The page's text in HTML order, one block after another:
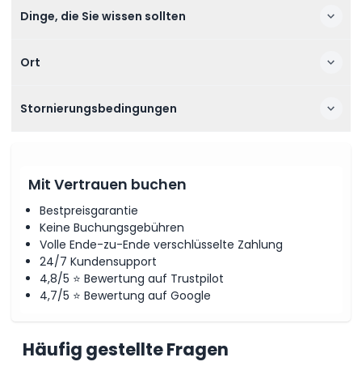
Dinge, die Sie wissen sollten
Ort
Stornierungsbedingungen
Mit Vertrauen buchen
Bestpreisgarantie
Keine Buchungsgebühren
Volle Ende-zu-Ende verschlüsselte Zahlung
24/7 Kundensupport
4,8/5 ⭐ Bewertung auf Trustpilot
4,7/5 ⭐ Bewertung auf Google
Häufig gestellte Fragen